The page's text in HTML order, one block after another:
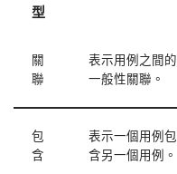
型
關
聯
表示用例之間的
一般性關聯。
包
含
表示一個用例包
含另一個用例。